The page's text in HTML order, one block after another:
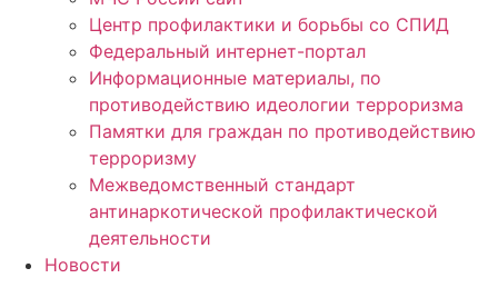
Центр профилактики и борьбы со СПИД
Федеральный интернет-портал
Информационные материалы, по
противодействию идеологии терроризма
Памятки для граждан по противодействию
терроризму
Межведомственный стандарт
антинаркотической профилактической
деятельности
Новости